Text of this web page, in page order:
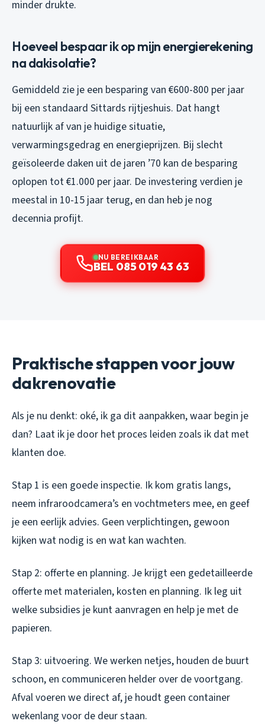
minder drukte.
Hoeveel bespaar ik op mijn energierekening
na dakisolatie?
Gemiddeld zie je een besparing van €600-800 per jaar
bij een standaard Sittards rijtjeshuis. Dat hangt
natuurlijk af van je huidige situatie,
verwarmingsgedrag en energieprijzen. Bij slecht
geïsoleerde daken uit de jaren ’70 kan de besparing
oplopen tot €1.000 per jaar. De investering verdien je
meestal in 10-15 jaar terug, en dan heb je nog
decennia profijt.
NU BEREIKBAAR
BEL 085 019 43 63
Praktische stappen voor jouw
dakrenovatie
Als je nu denkt: oké, ik ga dit aanpakken, waar begin je
dan? Laat ik je door het proces leiden zoals ik dat met
klanten doe.
Stap 1 is een goede inspectie. Ik kom gratis langs,
neem infraroodcamera’s en vochtmeters mee, en geef
je een eerlijk advies. Geen verplichtingen, gewoon
kijken wat nodig is en wat kan wachten.
Stap 2: offerte en planning. Je krijgt een gedetailleerde
offerte met materialen, kosten en planning. Ik leg uit
welke subsidies je kunt aanvragen en help je met de
papieren.
Stap 3: uitvoering. We werken netjes, houden de buurt
schoon, en communiceren helder over de voortgang.
Afval voeren we direct af, je houdt geen container
wekenlang voor de deur staan.